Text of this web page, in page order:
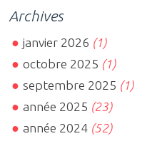
Archives
janvier 2026 (1)
octobre 2025 (1)
septembre 2025 (1)
année 2025 (23)
année 2024 (52)